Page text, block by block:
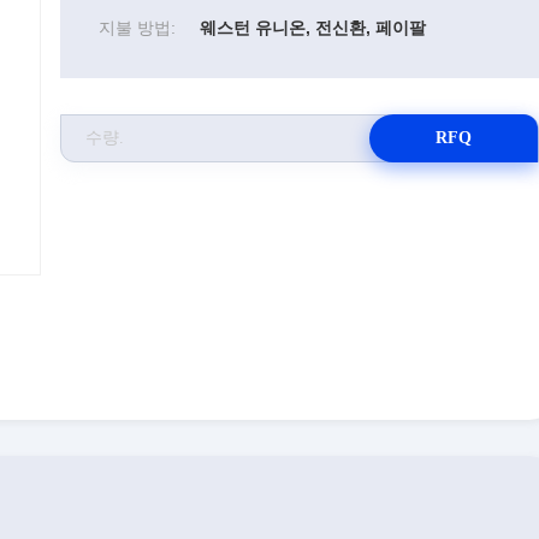
지불 방법: 웨스턴 유니온, 전신환, 페이팔
RFQ